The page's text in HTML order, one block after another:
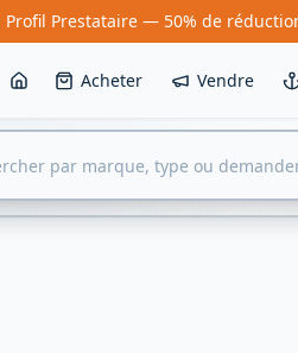
Profil Prestataire — 50% de
Acheter Vendre